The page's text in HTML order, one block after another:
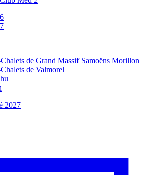
de Grand Massif Samoëns Morillon
de Valmorel
2027